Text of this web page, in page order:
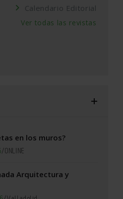
Calendario Editorial
Ver todas las revistas
en los muros?
/ONLINE
Arquitectura y